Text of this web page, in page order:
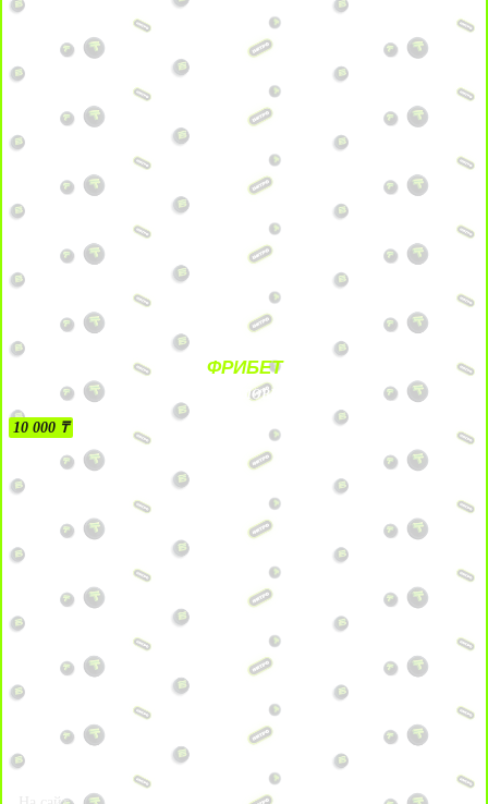
ФРИБЕТ
БЕЗ УСЛОВИЙ
10 000 ₸